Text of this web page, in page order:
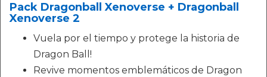
Pack Dragonball Xenoverse + Dragonball
Xenoverse 2
Vuela por el tiempo y protege la historia de
Dragon Ball!
Revive momentos emblemáticos de Dragon